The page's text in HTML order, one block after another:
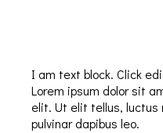
I am text block. Click
Lorem ipsum dolor sit
elit. Ut elit tellus, luctus
pulvinar dapibus leo.